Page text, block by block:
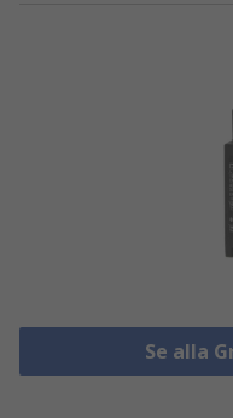
Se alla